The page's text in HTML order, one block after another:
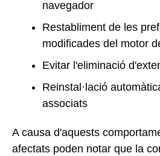
navegador
Restabliment de les
modificades del motor
Evitar l'eliminació
Reinstal·lació
associats
A causa d'aquests
afectats poden notar que la